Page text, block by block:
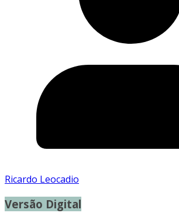
Ricardo Leocadio
Versão Digital